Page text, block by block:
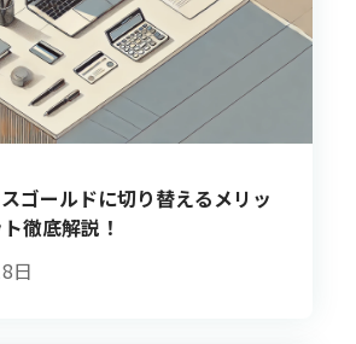
ゴールドに切り替えるメリッ
徹底解説！
日